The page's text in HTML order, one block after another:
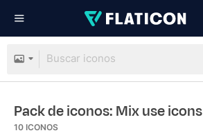
Pack de iconos: Mix use icons
10 ICONOS